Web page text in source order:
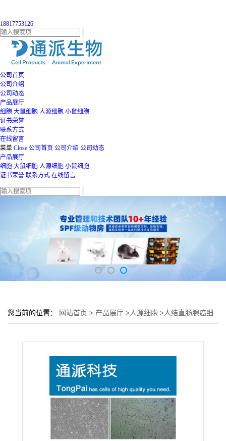
18817753126
公司首页
公司介绍
公司动态
产品展厅
细胞 大鼠细胞 人源细胞 小鼠细胞
证书荣誉
联系方式
在线留言
菜单 Close 公司首页 公司介绍 公司动态
产品展厅
细胞 大鼠细胞 人源细胞 小鼠细胞
证书荣誉 联系方式 在线留言
您当前的位置： 网站首页 > 产品展厅 >人源细胞 >人结直肠腺癌细